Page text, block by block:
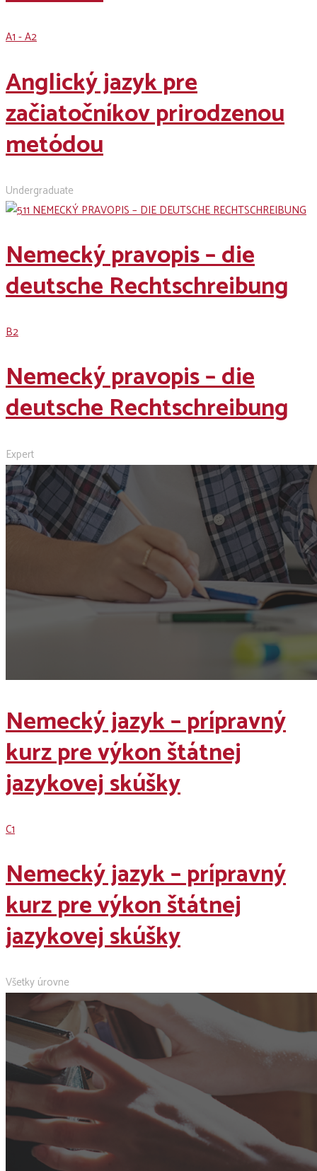
A1 - A2
Anglický jazyk pre
začiatočníkov prirodzenou
metódou
Undergraduate
Nemecký pravopis – die
deutsche Rechtschreibung
B2
Nemecký pravopis – die
deutsche Rechtschreibung
Expert
Nemecký jazyk – prípravný
kurz pre výkon štátnej
jazykovej skúšky
C1
Nemecký jazyk – prípravný
kurz pre výkon štátnej
jazykovej skúšky
Všetky úrovne